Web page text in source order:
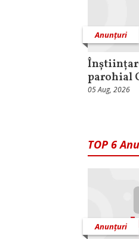
Anunțuri
parohial
05 Aug, 2026
TOP 6
Anunțuri